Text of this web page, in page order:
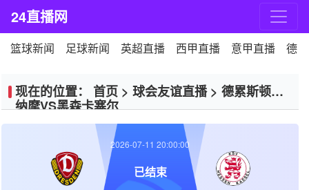
24直播网
篮球新闻 足球新闻 英超直播 西甲直播 意甲直播 德
现在的位置： 首页 > 球会友谊直播> 德累斯顿迪
纳摩VS黑森卡塞尔
2026-07-11 20:00:00
已结束